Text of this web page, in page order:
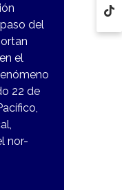
del
el
22 de
nor-